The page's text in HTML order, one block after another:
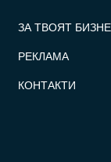
ЗА ТВОЯТ
РЕКЛАМА
КОНТАКТИ